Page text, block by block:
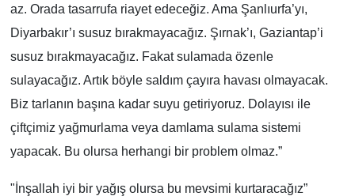
az. Orada tasarrufa riayet edeceğiz. Ama Şanlıurfa’yı,
Diyarbakır’ı susuz bırakmayacağız. Şırnak’ı, Gaziantap’i
susuz bırakmayacağız. Fakat sulamada özenle
sulayacağız. Artık böyle saldım çayıra havası olmayacak.
Biz tarlanın başına kadar suyu getiriyoruz. Dolayısı ile
çiftçimiz yağmurlama veya damlama sulama sistemi
yapacak. Bu olursa herhangi bir problem olmaz.”
"İnşallah iyi bir yağış olursa bu mevsimi kurtaracağız”